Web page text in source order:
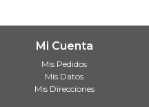
Mi Cuenta
Mis Pedidos
Mis Datos
Mis Direcciones